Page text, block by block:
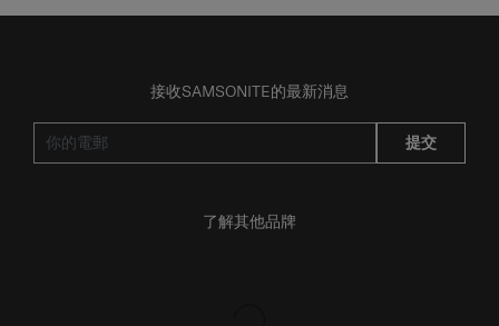
接收SAMSONITE的最新消息
提交
了解其他品牌